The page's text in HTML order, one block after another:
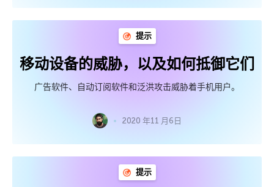
提示
移动设备的威胁，以及如何抵御它们
广告软件、自动订阅软件和泛洪攻击威胁着手机用户。
2020 年11 月6日
提示